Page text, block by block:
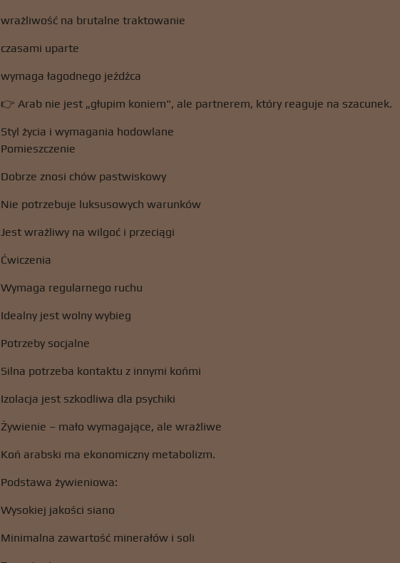
wrażliwość na brutalne traktowanie
czasami uparte
wymaga łagodnego jeźdźca
👉 Arab nie jest „głupim koniem", ale partnerem, który reaguje na szacunek.
Styl życia i wymagania hodowlane
Pomieszczenie
Dobrze znosi chów pastwiskowy
Nie potrzebuje luksusowych warunków
Jest wrażliwy na wilgoć i przeciągi
Ćwiczenia
Wymaga regularnego ruchu
Idealny jest wolny wybieg
Potrzeby socjalne
Silna potrzeba kontaktu z innymi końmi
Izolacja jest szkodliwa dla psychiki
Żywienie – mało wymagające, ale wrażliwe
Koń arabski ma ekonomiczny metabolizm.
Podstawa żywieniowa:
Wysokiej jakości siano
Minimalna zawartość minerałów i soli